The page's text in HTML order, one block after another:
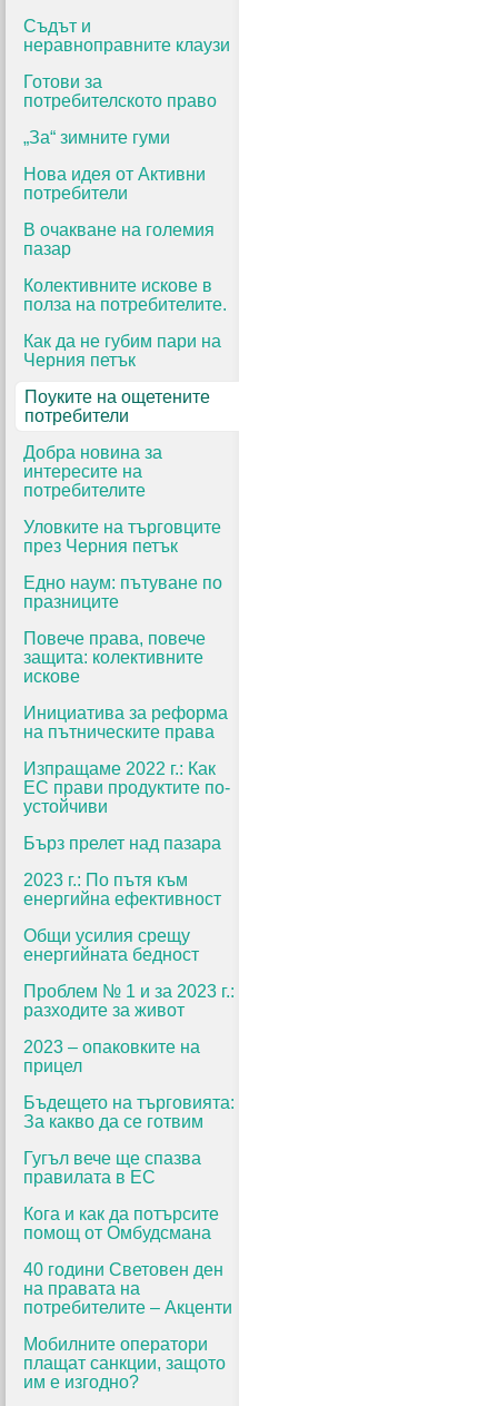
Съдът и
неравноправните клаузи
Готови за
потребителското право
„За“ зимните гуми
Нова идея от Активни
потребители
В очакване на големия
пазар
Колективните искове в
полза на потребителите.
Как да не губим пари на
Черния петък
Поуките на ощетените
потребители
Добра новина за
интересите на
потребителите
Уловките на търговците
през Черния петък
Едно наум: пътуване по
празниците
Повече права, повече
защита: колективните
искове
Инициатива за реформа
на пътническите права
Изпращаме 2022 г.: Как
ЕС прави продуктите по-
устойчиви
Бърз прелет над пазара
2023 г.: По пътя към
енергийна ефективност
Общи усилия срещу
енергийната бедност
Проблем № 1 и за 2023 г.:
разходите за живот
2023 – опаковките на
прицел
Бъдещето на търговията:
За какво да се готвим
Гугъл вече ще спазва
правилата в ЕС
Кога и как да потърсите
помощ от Омбудсмана
40 години Световен ден
на правата на
потребителите – Акценти
Мобилните оператори
плащат санкции, защото
им е изгодно?